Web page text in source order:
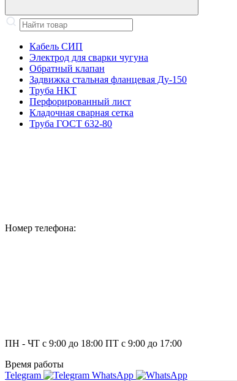
Кабель СИП
Электрод для сварки чугуна
Обратный клапан
Задвижка стальная фланцевая Ду-150
Труба НКТ
Перфорированный лист
Кладочная сварная сетка
Труба ГОСТ 632-80
Номер телефона:
ПН - ЧТ с 9:00 до 18:00 ПТ с 9:00 до 17:00
Время работы
Telegram
WhatsApp